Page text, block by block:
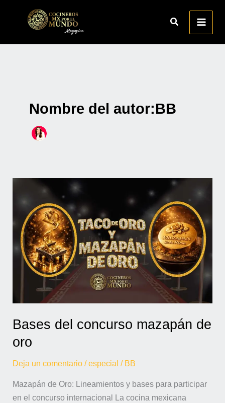
Nombre del autor:BB
Bases del concurso mazapán de
oro
Deja un comentario /especial / BB
Mazapán de Oro: Lineamientos y bases para participar
en el concurso internacional La cocina mexicana
concurso
mazapán
de
oro